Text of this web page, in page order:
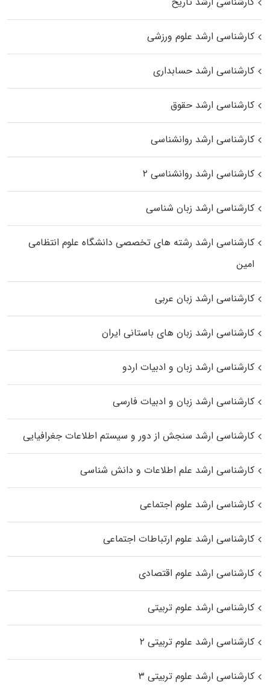
کارشناسی ارشد علوم ورزشی
کارشناسی ارشد حسابداری
کارشناسی ارشد حقوق
کارشناسی ارشد روانشناسی
کارشناسی ارشد روانشناسی ۲
کارشناسی ارشد زبان شناسی
کارشناسی ارشد رﺷﺘﻪ ﻫﺎی تخصصی داﻧﺸﮕﺎه ﻋﻠﻮم انتظامی
اﻣﻴﻦ
کارشناسی ارشد زبان عربی
کارشناسی ارشد زبان‌ های باستانی ایران
کارشناسی ارشد زبان و ادبیات اردو
کارشناسی ارشد زبان و ادبیات فارسی
کارشناسی ارشد سنجش از دور و سیستم اطلاعات جغرافیایی
کارشناسی ارشد علم اطلاعات و دانش شناسی
کارشناسی ارشد علوم اجتماعی
کارشناسی ارشد علوم ارتباطات اجتماعی
کارشناسی ارشد علوم اقتصادی
کارشناسی ارشد علوم تربیتی
کارشناسی ارشد علوم تربیتی ۲
کارشناسی ارشد علوم تربیتی ۳